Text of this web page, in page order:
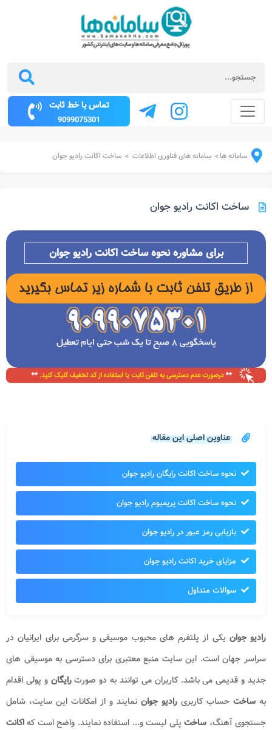
تماس با خط ثابت
9099075301
سامانه ها> سامانه های فناوری اطلاعات > ساخت اکانت رادیو جوان
ساخت اکانت رادیو جوان
برای مشاوره نحوه ساخت اکانت رادیو جوان
عناوین اصلی این مقاله
نحوه ساخت اکانت رایگان رادیو جوان
نحوه ساخت اکانت پریمیوم رادیو جوان
بازیابی رمز عبور در رادیو جوان
مزایای خرید اکانت رادیو جوان
سوالات متداول
رادیو جوان یکی از پلتفرم های محبوب موسیقی و سرگرمی برای ایرانیان در
سراسر جهان است. این سایت منبع معتبری برای دسترسی به موسیقی های
جدید و قدیمی می باشد. کاربران می توانند به دو صورترایگانو پولی اقدام
به ساخت حساب کاربری رادیو جوان نمایند و از امکانات این سایت، شامل
جستجوی آهنگ، ساخت پلی لیست و... استفاده نمایند. واضح است کهاکانت